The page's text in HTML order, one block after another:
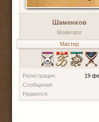
Шаменков
Moderator
Мастер
Регистрация:
19
Сообщения:
Нравится: